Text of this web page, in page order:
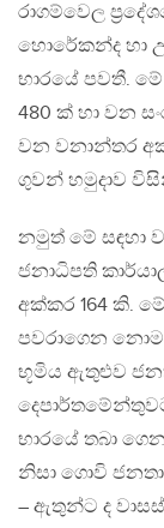
රාගම්වෙල
හොරේකන්ද හා
භාරයේ පවතී. මේ
480 ක් හා වන
වන වනාන්තර
ගුවන් හමුදාව
නමුත් මේ සඳහා
ජනාධිපති
අක්කර 164 කි.
පවරාගෙන
භූමිය ඇතුළුව
භාරයේ තබා
නිසා ගොවි
– ඇතුන්ට ද